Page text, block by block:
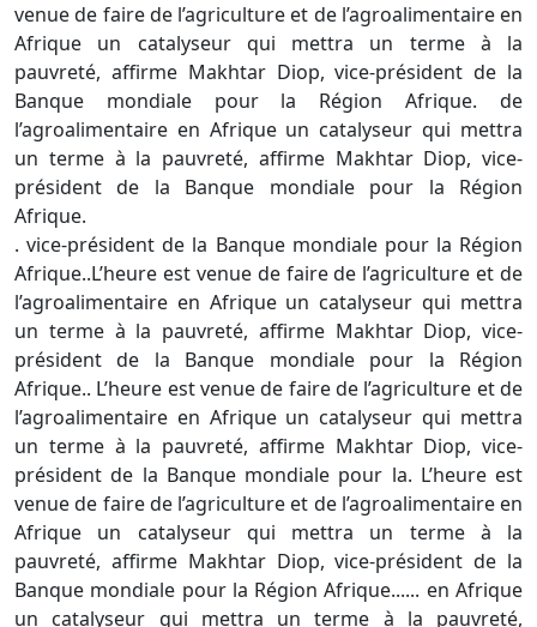
venue de faire de l’agriculture et de l’agroalimentaire en
Afrique un catalyseur qui mettra un terme à la
pauvreté, affirme Makhtar Diop, vice-président de la
Banque mondiale pour la Région Afrique. de
l’agroalimentaire en Afrique un catalyseur qui mettra
un terme à la pauvreté, affirme Makhtar Diop, vice-
président de la Banque mondiale pour la Région
Afrique.
. vice-président de la Banque mondiale pour la Région
Afrique..L’heure est venue de faire de l’agriculture et de
l’agroalimentaire en Afrique un catalyseur qui mettra
un terme à la pauvreté, affirme Makhtar Diop, vice-
président de la Banque mondiale pour la Région
Afrique.. L’heure est venue de faire de l’agriculture et de
l’agroalimentaire en Afrique un catalyseur qui mettra
un terme à la pauvreté, affirme Makhtar Diop, vice-
président de la Banque mondiale pour la. L’heure est
venue de faire de l’agriculture et de l’agroalimentaire en
Afrique un catalyseur qui mettra un terme à la
pauvreté, affirme Makhtar Diop, vice-président de la
Banque mondiale pour la Région Afrique...... en Afrique
un catalyseur qui mettra un terme à la pauvreté,